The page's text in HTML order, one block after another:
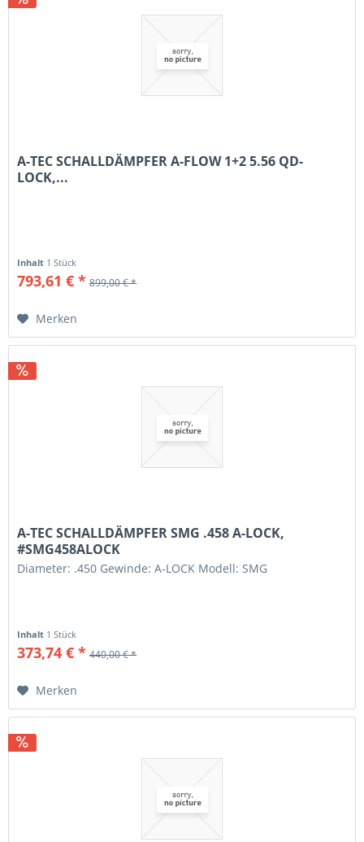
A-TEC SCHALLDÄMPFER A-FLOW 1+2 5.56 QD-
LOCK,...
Inhalt 1 Stück
793,61 € * 899,00 € *
Merken
A-TEC SCHALLDÄMPFER SMG .458 A-LOCK,
#SMG458ALOCK
Diameter: .450 Gewinde: A-LOCK Modell: SMG
Inhalt 1 Stück
373,74 € * 440,00 € *
Merken